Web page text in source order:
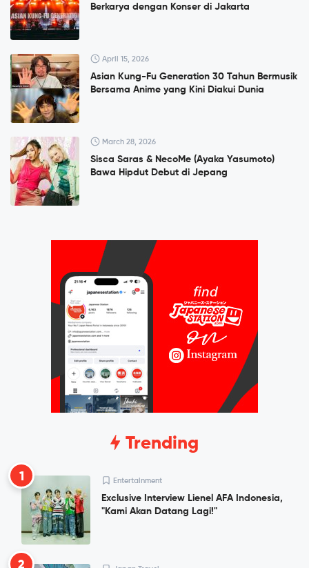
Berkarya dengan Konser di Jakarta
April 15, 2026
Asian Kung-Fu Generation 30 Tahun Bermusik
Bersama Anime yang Kini Diakui Dunia
March 28, 2026
Sisca Saras & NecoMe (Ayaka Yasumoto)
Bawa Hipdut Debut di Jepang
Trending
1 Entertainment
Exclusive Interview Lienel AFA Indonesia,
"Kami Akan Datang Lagi!"
2